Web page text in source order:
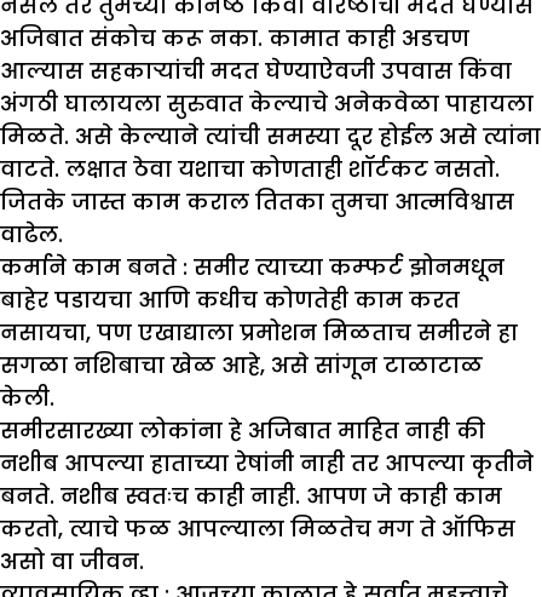
अजिबात संकोच करू नका. कामात काही अडचण
आल्यास सहकाऱ्यांची मदत घेण्याऐवजी उपवास किंवा
अंगठी घालायला सुरुवात केल्याचे अनेकवेळा पाहायला
मिळते. असे केल्याने त्यांची समस्या दूर होईल असे त्यांना
वाटते. लक्षात ठेवा यशाचा कोणताही शॉर्टकट नसतो.
जितके जास्त काम कराल तितका तुमचा आत्मविश्वास
वाढेल.
कर्माने काम बनते : समीर त्याच्या कम्फर्ट झोनमधून
बाहेर पडायचा आणि कधीच कोणतेही काम करत
नसायचा, पण एखाद्याला प्रमोशन मिळताच समीरने हा
सगळा नशिबाचा खेळ आहे, असे सांगून टाळाटाळ
केली.
समीरसारख्या लोकांना हे अजिबात माहित नाही की
नशीब आपल्या हाताच्या रेषांनी नाही तर आपल्या कृतीने
बनते. नशीब स्वतःच काही नाही. आपण जे काही काम
करतो, त्याचे फळ आपल्याला मिळतेच मग ते ऑफिस
असो वा जीवन.